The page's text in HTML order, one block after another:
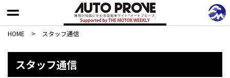
HOME > スタッフ通信
スタッフ通信